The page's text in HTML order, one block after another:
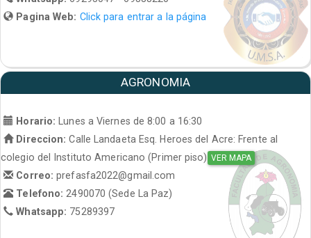
Pagina Web: Click para entrar a la página
AGRONOMIA
Horario:
Lunes a Viernes de 8:00 a 16:30
Direccion: Calle Landaeta Esq. Heroes del Acre: Frente al
colegio del Instituto Americano (Primer piso) VER MAPA
Correo:prefasfa2022@gmail.com
Telefono: 2490070 (Sede La Paz)
Whatsapp: 75289397